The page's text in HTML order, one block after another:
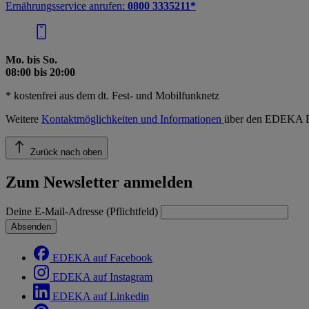
Ernährungsservice anrufen: 0800 3335211*
Mo. bis So.
08:00 bis 20:00
* kostenfrei aus dem dt. Fest- und Mobilfunknetz
Weitere Kontaktmöglichkeiten und Informationen über den EDEKA
Zurück nach oben
Zum Newsletter anmelden
Deine E-Mail-Adresse (Pflichtfeld)
Absenden
EDEKA auf Facebook
EDEKA auf Instagram
EDEKA auf Linkedin